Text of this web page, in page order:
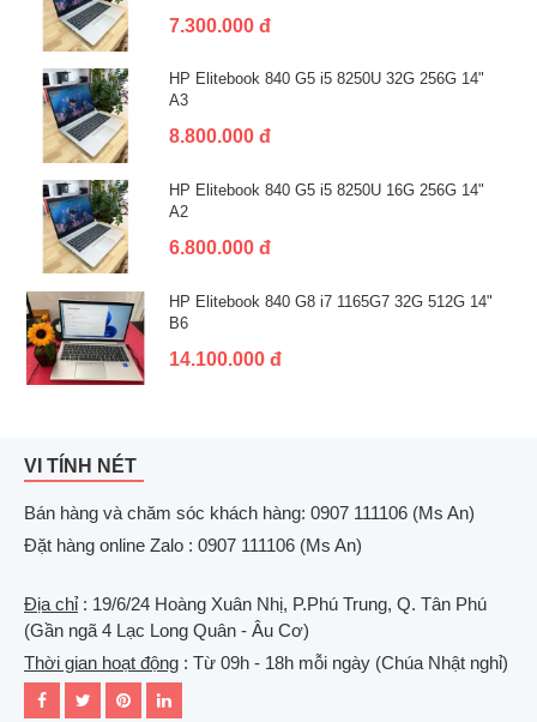
7.300.000 đ
HP Elitebook 840 G5 i5 8250U 32G 256G 14"
A3
8.800.000 đ
HP Elitebook 840 G5 i5 8250U 16G 256G 14"
A2
6.800.000 đ
HP Elitebook 840 G8 i7 1165G7 32G 512G 14"
B6
14.100.000 đ
VI TÍNH NÉT
Bán hàng và chăm sóc khách hàng: 0907 111106 (Ms An)
Đặt hàng online Zalo : 0907 111106 (Ms An)
Địa chỉ: 19/6/24 Hoàng Xuân Nhị, P.Phú Trung, Q. Tân Phú
(Gần ngã 4 Lạc Long Quân - Âu Cơ)
Thời gian hoạt động : Từ 09h - 18h mỗi ngày (Chúa Nhật nghỉ)